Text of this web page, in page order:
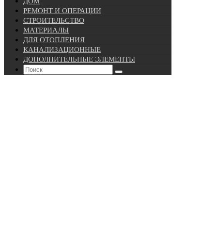
РЕМОНТ И ОПЕРАЦИИ
СТРОИТЕЛЬСТВО
МАТЕРИАЛЫ
ДЛЯ ОТОПЛЕНИЯ
КАНАЛИЗАЦИОННЫЕ
ДОПОЛНИТЕЛЬНЫЕ ЭЛЕМЕНТЫ